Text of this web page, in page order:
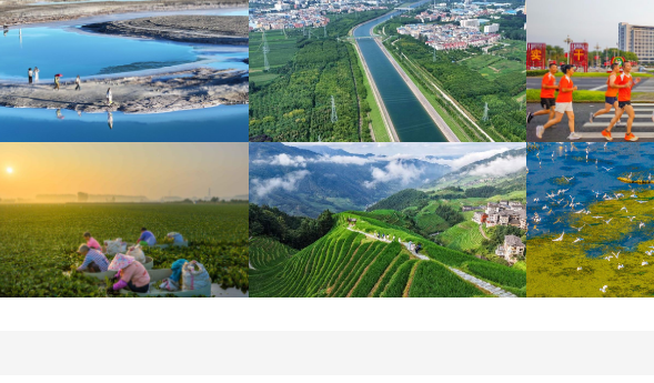
海大柴旦翡翠湖晶瑩剔
南水北調中線工程調水突
破800億立方米
各地民眾
健身日